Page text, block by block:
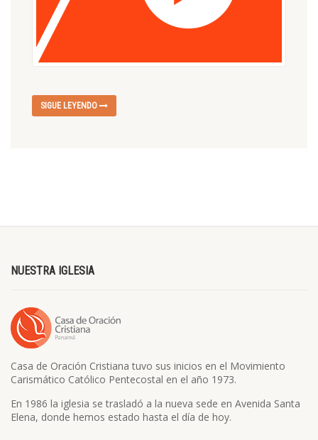
SIGUE LEYENDO
NUESTRA IGLESIA
Casa de Oración Cristiana tuvo sus inicios en el Movimiento
Carismático Católico Pentecostal en el año 1973.
En 1986 la iglesia se trasladó a la nueva sede en Avenida Santa
Elena, donde hemos estado hasta el día de hoy.